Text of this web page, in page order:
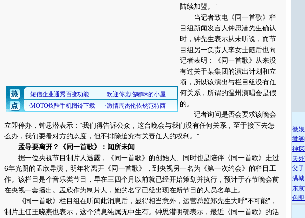
陆续加盟。”
当记者致电《同一首歌》栏
目组新闻发言人钟思潜先生确认
时，钟先生表示从未听说，而节
目组另一负责人李女士随后也向
记者表明：《同一首歌》从来没
有过关于某集团的演出计划和立
项，所以该演出与栏目组没有任
何关系，所谓的温州演唱会是假
的。
记者询问是否会要求该晚会
立即停办，钟思潜表示：“我们得告诉公众，这台晚会与我们没有任何关系，至于接下去怎
么办，我们要看对方的态度，但不排除追究有关责任人的权利。”
孟导要离开？《同一首歌》：闻所未闻
据一位央视节目制片人透露，《同一首歌》的创始人、同时也是陪伴《同一首歌》走过
6年光阴的孟欣导演，明年将离开《同一首歌》，到央视另一名为《第一次约会》的栏目工
作。该栏目是个音乐类节目，早在三四个月以前就已经开始策划并执行，预计于春节晚会前
在央视一套播出。孟欣作为制片人，她的名字已经出现在新节目的人员名单上。
《同一首歌》栏目组在听闻此消息后，显得相当意外，运营总监郑先生大呼“不可能”，
制片主任王晓燕也表示，这个消息纯属无中生有。钟思潜明确表示，最近《同一首歌》的活
徽
微
神
天
父子
满城
东京
色